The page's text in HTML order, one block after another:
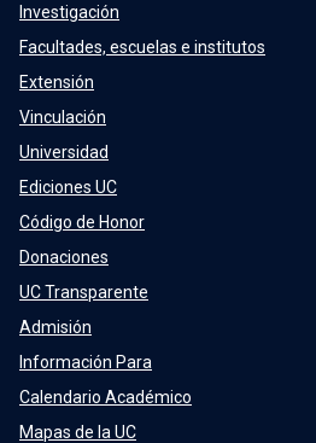
Investigación
Facultades, escuelas e institutos
Extensión
Vinculación
Universidad
Ediciones UC
Código de Honor
Donaciones
UC Transparente
Admisión
Información Para
Calendario Académico
Mapas de la UC